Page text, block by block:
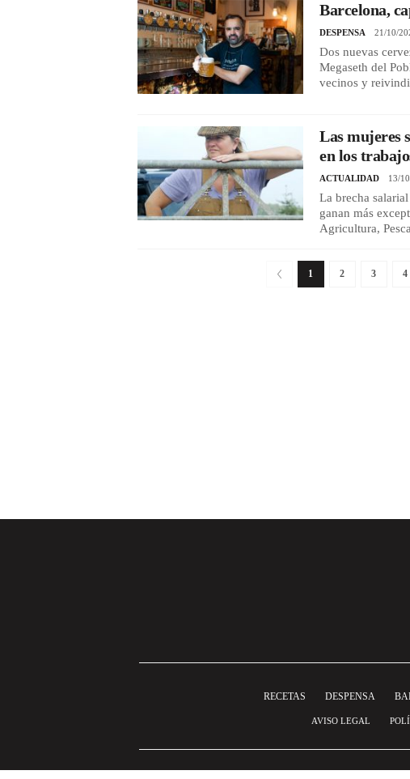
Barcelona,
DESPENSA 21/10/
Dos nuevas
Megaseth del
vecinos y
Las mujeres
en los
ACTUALIDAD 13/
La brecha
ganan más
Agricultura,
1 2 3 4
RECETAS DESPENSA
AVISO LEGAL